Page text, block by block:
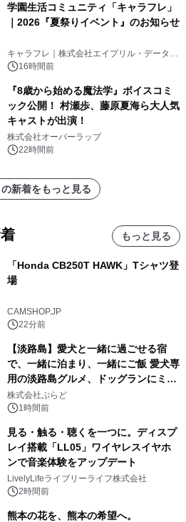
学園生活コミュニティ「キャラフレ」
｜2026『夏祭りイベント』のお知らせ
キャラフレ｜株式会社エイプリル・データ・
デザインズ
16時間前
『8歳から始める魔法学』ボイスコミ
ック公開！ 村瀬歩、藤原夏海ら大人気
キャストが出演！
株式会社オーバーラップ
22時間前
新着をもっと見る
もっと見る
「Honda CB250T HAWK」Tシャツ登
場
CAMSHOP.JP
22分前
【淡路島】愛犬と一緒に過ごせる宿
で、一緒に泊まり、一緒にご飯 愛犬専
用の淡路島グルメ、ドッグランにミニ
プール グランピングとトレーラーハウ
スの2施設で
株式会社ぷらど
1時間前
見る・触る・聴くを一つに。ディスプ
レイ搭載「LL05」ワイヤレスイヤホ
ンで音楽体験をアップデート
LivelyLifeライブリーライフ株式会社
2時間前
熊本の花を、熊本の希望へ。